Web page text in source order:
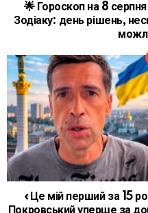
🌟 Гороскоп на 8
Зодіаку: день рішень,
«Це мій перший за 15
Покровський уперше за